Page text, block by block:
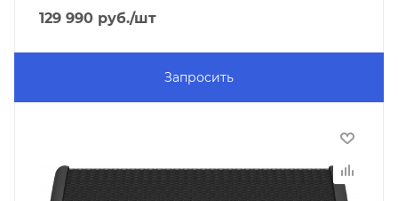
129 990 руб./шт
Запросить